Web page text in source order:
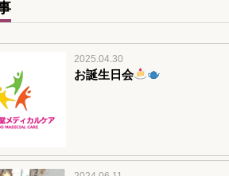
2025.04.30
お誕生日会